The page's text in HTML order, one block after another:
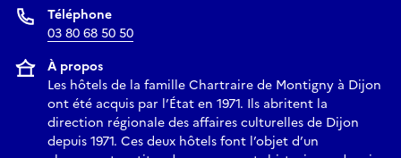
Téléphone
03 80 68 50 50
À propos
Les hôtels de la famille Chartraire de Montigny à Dijon
ont été acquis par l’État en 1971. Ils abritent la
direction régionale des affaires culturelles de Dijon
depuis 1971. Ces deux hôtels font l’objet d’un